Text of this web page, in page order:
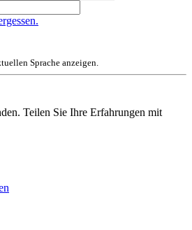
Sprache anzeigen.
Teilen Sie Ihre Erfahrungen mit